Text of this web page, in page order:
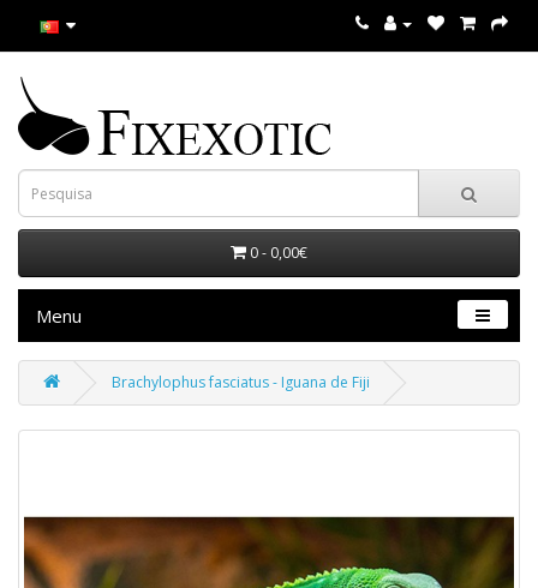
0 - 0,00€
Menu
Brachylophus fasciatus - Iguana de Fiji